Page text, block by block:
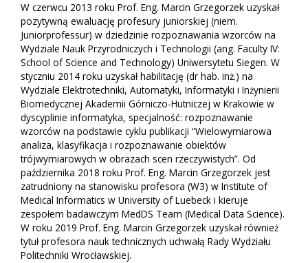
W czerwcu 2013 roku Prof. Eng. Marcin Grzegorzek uzyskał
pozytywną ewaluację profesury juniorskiej (niem.
Juniorprofessur) w dziedzinie rozpoznawania wzorców na
Wydziale Nauk Przyrodniczych i Technologii (ang. Faculty IV:
School of Science and Technology) Uniwersytetu Siegen. W
styczniu 2014 roku uzyskał habilitację (dr hab. inż.) na
Wydziale Elektrotechniki, Automatyki, Informatyki i Inżynierii
Biomedycznej Akademii Górniczo-Hutniczej w Krakowie w
dyscyplinie informatyka, specjalność: rozpoznawanie
wzorców na podstawie cyklu publikacji “Wielowymiarowa
analiza, klasyfikacja i rozpoznawanie obiektów
trójwymiarowych w obrazach scen rzeczywistych”. Od
października 2018 roku Prof. Eng. Marcin Grzegorzek jest
zatrudniony na stanowisku profesora (W3) w Institute of
Medical Informatics w University of Luebeck i kieruje
zespołem badawczym MedDS Team (Medical Data Science).
W roku 2019 Prof. Eng. Marcin Grzegorzek uzyskał również
tytuł profesora nauk technicznych uchwałą Rady Wydziału
Politechniki Wrocławskiej.